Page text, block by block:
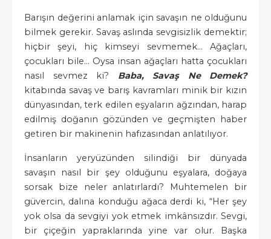
Barışın değerini anlamak için savaşın ne olduğunu
bilmek gerekir. Savaş aslında sevgisizlik demektir;
hiçbir şeyi, hiç kimseyi sevmemek... Ağaçları,
çocukları bile… Oysa insan ağaçları hatta çocukları
nasıl sevmez ki? Baba, Savaş Ne Demek?
kitabında savaş ve barış kavramları minik bir kızın
dünyasından, terk edilen eşyaların ağzından, harap
edilmiş doğanın gözünden ve geçmişten haber
getiren bir makinenin hafızasından anlatılıyor.
İnsanların yeryüzünden silindiği bir dünyada
savaşın nasıl bir şey olduğunu eşyalara, doğaya
sorsak bize neler anlatırlardı? Muhtemelen bir
güvercin, dalına konduğu ağaca derdi ki, “Her şey
yok olsa da sevgiyi yok etmek imkânsızdır. Sevgi,
bir çiçeğin yapraklarında yine var olur. Başka